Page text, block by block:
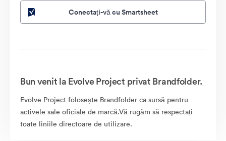
Conectați-vă cu Smartsheet
Bun venit la Evolve Project privat Brandfolder.
Evolve Project folosește Brandfolder ca sursă pentru
activele sale oficiale de marcă.Vă rugăm să respectați
toate liniile directoare de utilizare.